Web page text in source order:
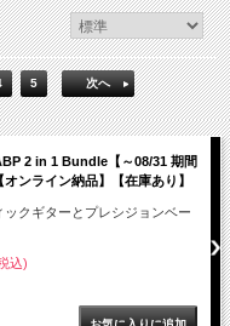
5 次へ
2 in 1 Bundle【～08/31 期間
ンライン納品】【在庫あり】
ックギターとプレシジョンベー
込)